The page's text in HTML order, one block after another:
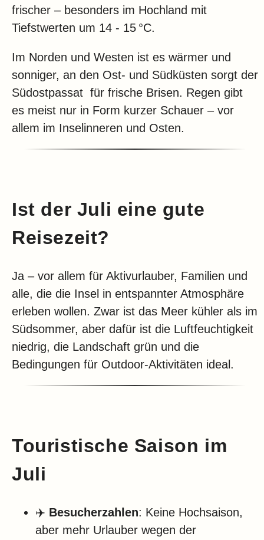
frischer – besonders im Hochland mit
Tiefstwerten um 14 - 15 °C.
Im Norden und Westen ist es wärmer und
sonniger, an den Ost- und Südküsten sorgt der
Südostpassat für frische Brisen. Regen gibt
es meist nur in Form kurzer Schauer – vor
allem im Inselinneren und Osten.
Ist der Juli eine gute
Reisezeit?
Ja – vor allem für Aktivurlauber, Familien und
alle, die die Insel in entspannter Atmosphäre
erleben wollen. Zwar ist das Meer kühler als im
Südsommer, aber dafür ist die Luftfeuchtigkeit
niedrig, die Landschaft grün und die
Bedingungen für Outdoor-Aktivitäten ideal.
Touristische Saison im
Juli
✈️ Besucherzahlen: Keine Hochsaison,
aber mehr Urlauber wegen der